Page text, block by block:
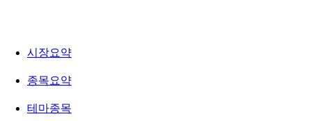
시장요약
종목요약
테마종목